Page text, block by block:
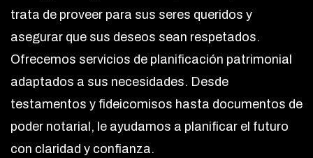
trata de proveer para sus seres queridos y
asegurar que sus deseos sean respetados.
Ofrecemos servicios de planificación patrimonial
adaptados a sus necesidades. Desde
testamentos y fideicomisos hasta documentos de
poder notarial, le ayudamos a planificar el futuro
con claridad y confianza.